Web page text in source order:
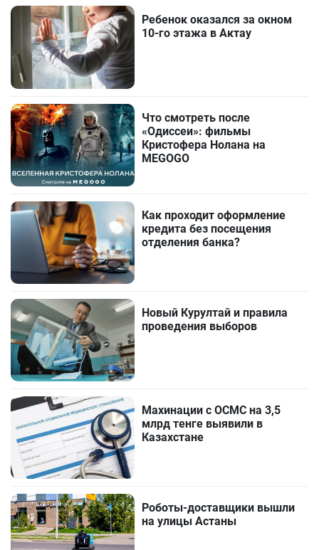
Ребенок оказался за окном
10-го этажа в Актау
Что смотреть после
«Одиссеи»: фильмы
Кристофера Нолана на
MEGOGO
Как проходит оформление
кредита без посещения
отделения банка?
Новый Курултай и правила
проведения выборов
Махинации с ОСМС на 3,5
млрд тенге выявили в
Казахстане
Роботы-доставщики вышли
на улицы Астаны